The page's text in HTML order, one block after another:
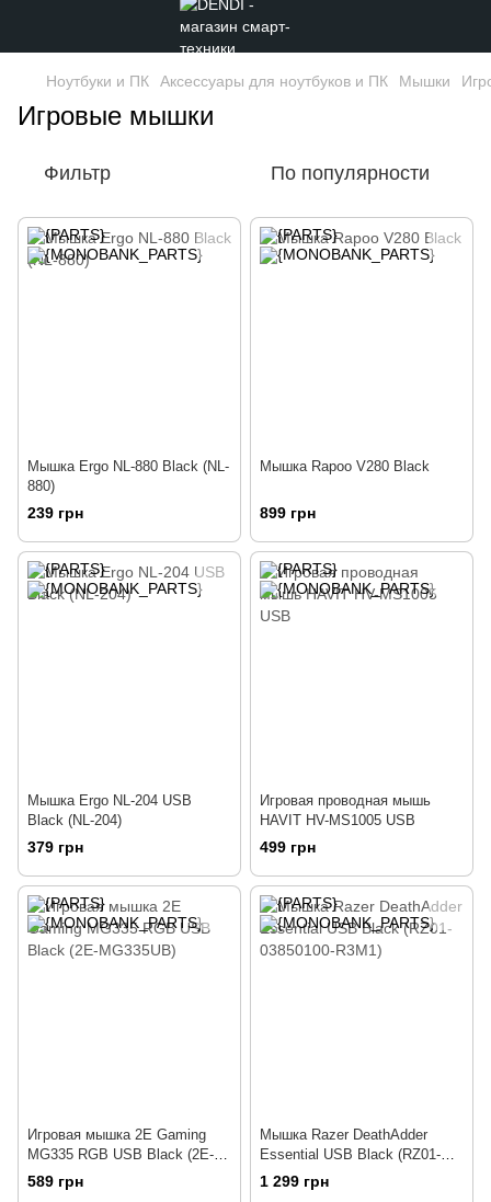
Ноутбуки и ПК Аксессуары для ноутбуков и ПК Мышки
Игровые мышки
Фильтр По популярности
Мышка Ergo NL-880 Black (NL-
880)
239 грн
Мышка Rapoo V280 Black
899 грн
Мышка Ergo NL-204 USB
Black (NL-204)
379 грн
Игровая проводная мышь
HAVIT HV-MS1005 USB
499 грн
Игровая мышка 2E Gaming
MG335 RGB USB Black (2E-
MG335UB)
589 грн
Мышка Razer DeathAdder
Essential USB Black (RZ01-
03850100-R3M1)
1 299 грн